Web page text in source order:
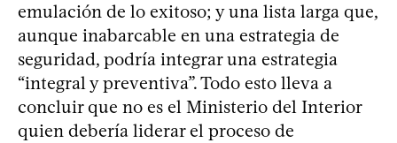
emulación de lo exitoso; y una lista larga que,
aunque inabarcable en una estrategia de
seguridad, podría integrar una estrategia
“integral y preventiva”. Todo esto lleva a
concluir que no es el Ministerio del Interior
quien debería liderar el proceso de